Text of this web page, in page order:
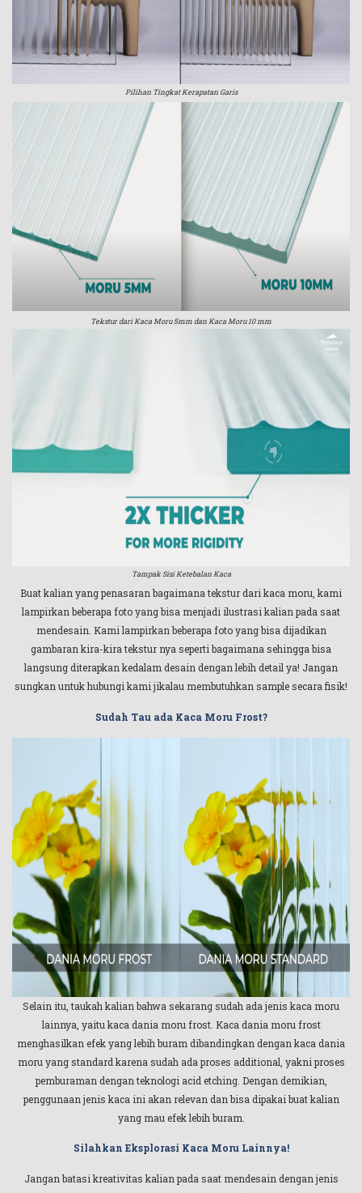
Pilihan Tingkat Kerapatan Garis
Tekstur dari Kaca Moru 5mm dan Kaca Moru 10 mm
Tampak Sisi Ketebalan Kaca
Buat kalian yang penasaran bagaimana tekstur dari kaca moru, kami
lampirkan beberapa foto yang bisa menjadi ilustrasi kalian pada saat
mendesain. Kami lampirkan beberapa foto yang bisa dijadikan
gambaran kira-kira tekstur nya seperti bagaimana sehingga bisa
langsung diterapkan kedalam desain dengan lebih detail ya! Jangan
sungkan untuk hubungi kami jikalau membutuhkan sample secara fisik!
Sudah Tau ada Kaca Moru Frost?
Selain itu, taukah kalian bahwa sekarang sudah ada jenis kaca moru
lainnya, yaitu kaca dania moru frost. Kaca dania moru frost
menghasilkan efek yang lebih buram dibandingkan dengan kaca dania
moru yang standard karena sudah ada proses additional, yakni proses
pemburaman dengan teknologi acid etching. Dengan demikian,
penggunaan jenis kaca ini akan relevan dan bisa dipakai buat kalian
yang mau efek lebih buram.
Silahkan Eksplorasi Kaca Moru Lainnya!
Jangan batasi kreativitas kalian pada saat mendesain dengan jenis